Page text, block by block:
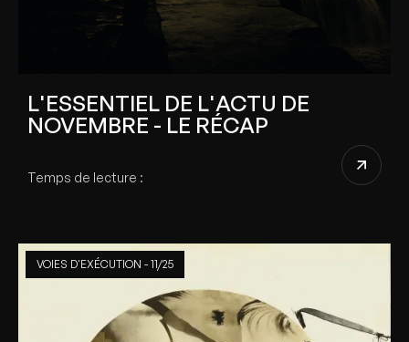
L'ESSENTIEL DE L'ACTU DE
NOVEMBRE - LE RÉCAP
Temps de lecture :
VOIES D'EXÉCUTION - 11/25